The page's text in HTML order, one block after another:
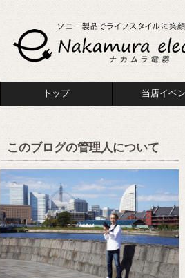
トップ 当店イベ
このブログの管理人について